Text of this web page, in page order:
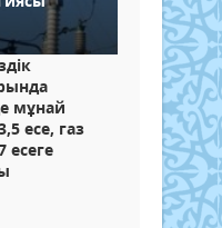
мұнай
есе, газ
есеге